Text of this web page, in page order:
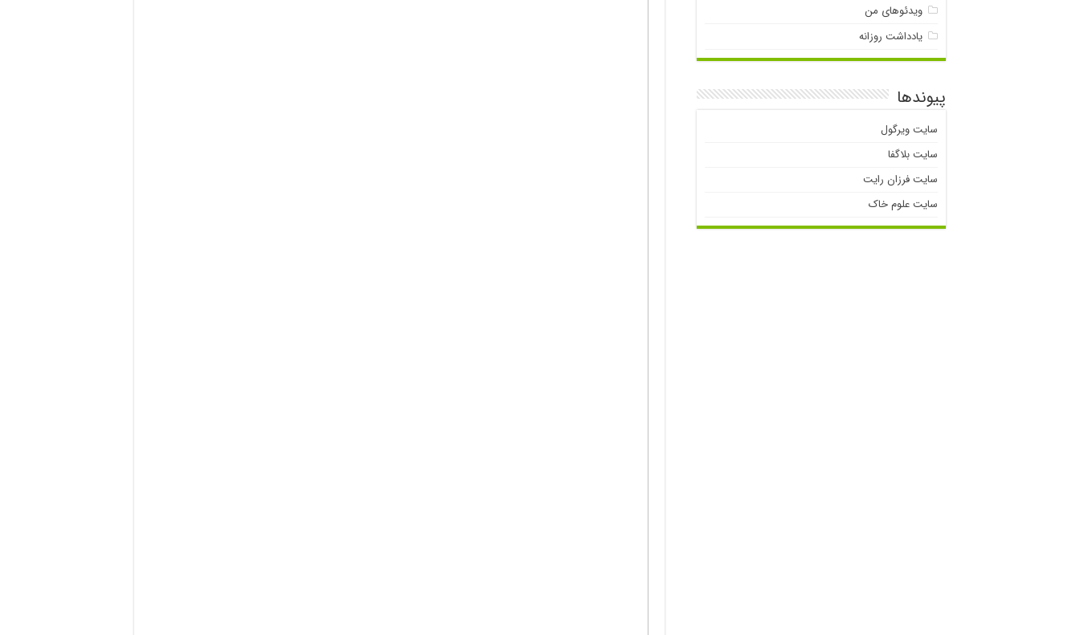
ویدئوهای من
یادداشت روزانه
پیوندها
سایت ویرگول
سایت بلاگفا
سایت فرزان رایت
سایت علوم خاک